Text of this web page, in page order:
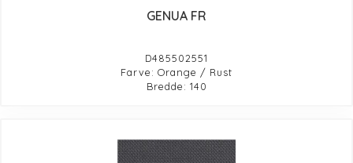
GENUA FR
D485502551
Farve: Orange / Rust
Bredde: 140